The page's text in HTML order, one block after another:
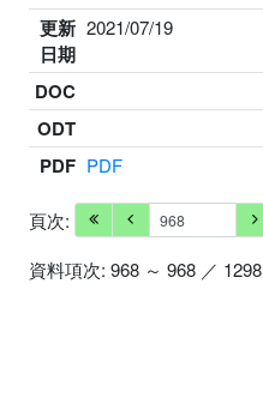
更新
日期
2021/07/19
DOC
ODT
PDF PDF
頁次:
資料項次: 968 ～ 968 ／ 1298